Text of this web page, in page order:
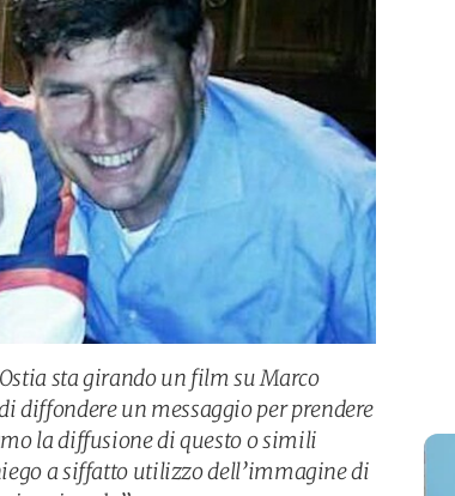
sta girando un film su Marco
diffondere un messaggio per prendere
la diffusione di questo o simili
a siffatto utilizzo dell’immagine di